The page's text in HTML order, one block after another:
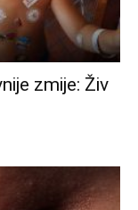
zmije: Živ